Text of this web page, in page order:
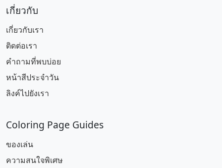
เกี่ยวกับ
เกี่ยวกับเรา
ติดต่อเรา
คำถามที่พบบ่อย
หน้าสีประจำวัน
ลิงค์ไปยังเรา
Coloring Page Guides
ของเล่น
ความสนใจพิเศษ